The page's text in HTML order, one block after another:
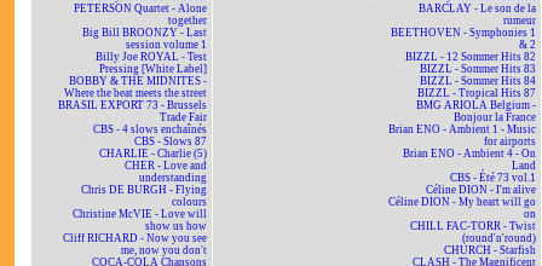
PETERSON Quartet - Alone
together
Big Bill BROONZY - Last
session volume 1
Billy Joe ROYAL - Test
Pressing [White Label]
BOBBY & THE MIDNITES -
Where the beat meets the street
BRASIL EXPORT 73 - Brussels
Trade Fair
CBS - 4 slows enchaînés
CBS - Slows 87
CHARLIE - Charlie (5)
CHER - Love and
understanding
Chris DE BURGH - Flying
colours
Christine McVIE - Love will
show us how
Cliff RICHARD - Now you see
me, now you don't
COCA-COLA Chansons
BARCLAY - Le son de la
rumeur
BEETHOVEN - Symphonies 1
& 2
BIZZL - 12 Sommer Hits 82
BIZZL - Sommer Hits 83
BIZZL - Sommer Hits 84
BIZZL - Tropical Hits 87
BMG ARIOLA Belgium -
Bonjour la France
Brian ENO - Ambient 1 - Music
for airports
Brian ENO - Ambient 4 - On
Land
CBS - Été 73 vol.1
Céline DION - I'm alive
Céline DION - My heart will go
on
CHILL FAC-TORR - Twist
(round'n'round)
CHURCH - Starfish
CLASH - The Magnificent